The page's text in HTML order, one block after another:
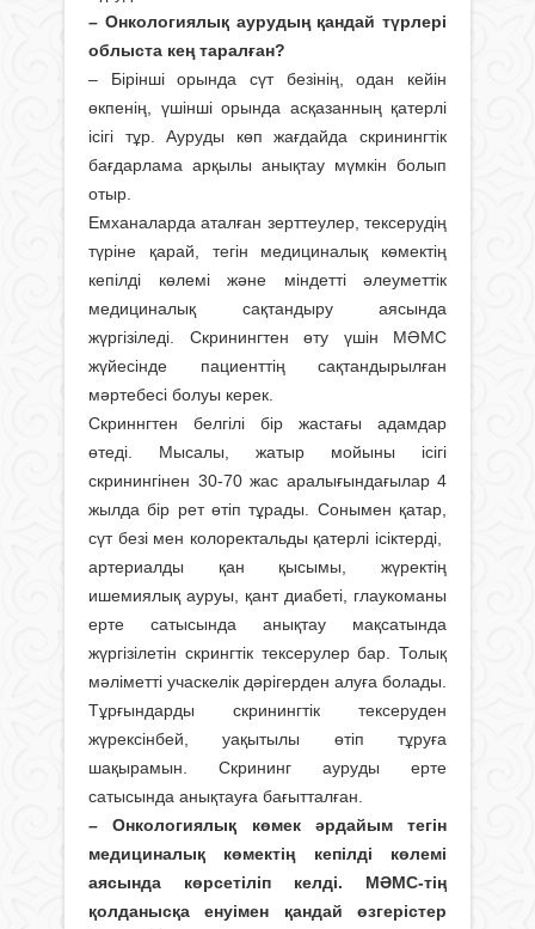
– Онкологиялық аурудың қандай түрлері
облыста кең таралған?
– Бірінші орында сүт безінің, одан кейін
өкпенің, үшінші орында асқазанның қатерлі
ісігі тұр. Ауруды көп жағдайда скринингтік
бағдарлама арқылы анықтау мүмкін болып
отыр.
Емханаларда аталған зерттеулер, тексерудің
түріне қарай, тегін медициналық көмектің
кепілді көлемі және міндетті әлеуметтік
медициналық сақтандыру аясында
жүргізіледі. Скринингтен өту үшін МӘМС
жүйесінде пациенттің сақтандырылған
мәртебесі болуы керек.
Скриннгтен белгілі бір жастағы адамдар
өтеді. Мысалы, жатыр мойыны ісігі
скринингінен 30-70 жас аралығындағылар 4
жылда бір рет өтіп тұрады. Сонымен қатар,
сүт безі мен колоректальды қатерлі ісіктерді,
артериалды қан қысымы, жүректің
ишемиялық ауруы, қант диабеті, глаукоманы
ерте сатысында анықтау мақсатында
жүргізілетін скрингтік тексерулер бар. Толық
мәліметті учаскелік дәрігерден алуға болады.
Тұрғындарды скринингтік тексеруден
жүрексінбей, уақытылы өтіп тұруға
шақырамын. Скрининг ауруды ерте
сатысында анықтауға бағытталған.
– Онкологиялық көмек әрдайым тегін
медициналық көмектің кепілді көлемі
аясында көрсетіліп келді. МӘМС-тің
қолданысқа енуімен қандай өзгерістер